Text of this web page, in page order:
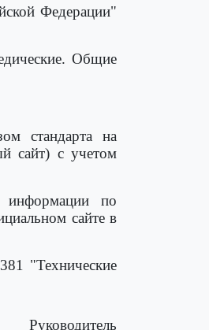
Федерации"
Общие
стандарта на
сайт) с учетом
информации по
сайте в
"Технические
Руководитель